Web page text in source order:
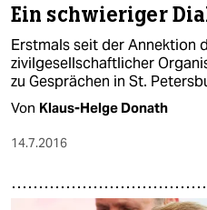
Ein schwieriger
Erstmals seit der Annektion
zivilgesellschaftlicher
zu Gesprächen in St.
Von Klaus-Helge Donath
14.7.2016